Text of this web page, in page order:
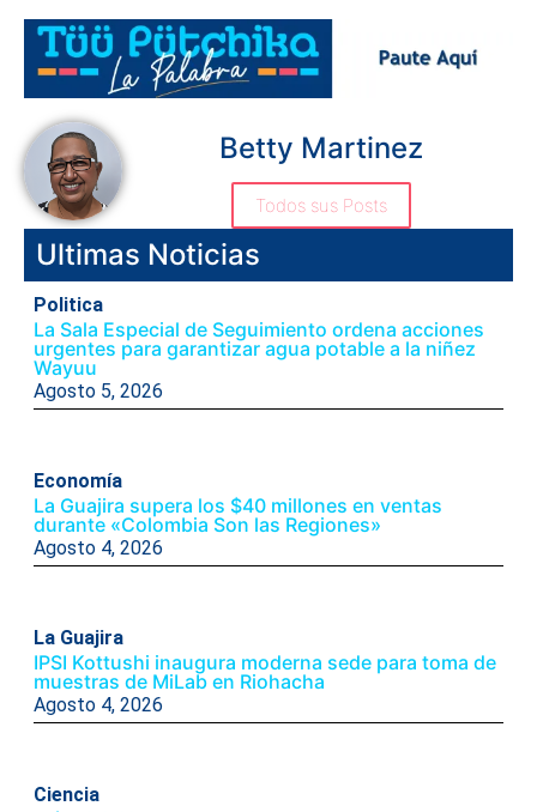
Betty Martinez
Todos sus Posts
Ultimas Noticias
Politica
La Sala Especial de Seguimiento ordena acciones
urgentes para garantizar agua potable a la niñez
Wayuu
Agosto 5, 2026
Economía
La Guajira supera los $40 millones en ventas
durante «Colombia Son las Regiones»
Agosto 4, 2026
La Guajira
IPSI Kottushi inaugura moderna sede para toma de
muestras de MiLab en Riohacha
Agosto 4, 2026
Ciencia